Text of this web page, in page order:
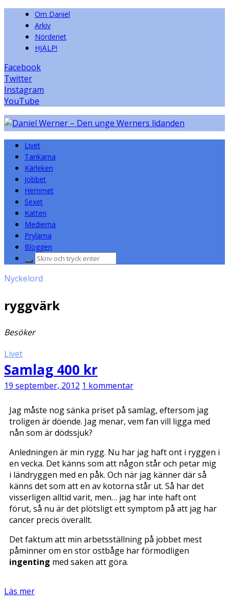
Om Daniel
Arkiv
Nörderiet
HJÄLP!
Facebook
Twitter
Instagram
YouTube
Livet
Tankarna
Kärleken
Jobbet
Hemmet
Sexet
Katten
Medierna
Prylarna
Bloggen
Sök
Nyckelord
ryggvärk
Besöker
Livet
Samlag 400 kr
19 september, 2012 1 kommentar
Jag måste nog sänka priset på samlag, eftersom jag
troligen är döende. Jag menar, vem fan vill ligga med
nån som är dödssjuk?
Anledningen är min rygg. Nu har jag haft ont i ryggen i
en vecka. Det känns som att någon står och petar mig
i ländryggen med en påk. Och när jag känner där så
känns det som att en av kotorna står ut. Så har det
visserligen alltid varit, men… jag har inte haft ont
förut, så nu är det plötsligt ett symptom på att jag har
cancer precis överallt.
Det faktum att min arbetsställning på jobbet mest
påminner om en stor ostbåge har förmodligen
ingenting med saken att göra.
Läs mer